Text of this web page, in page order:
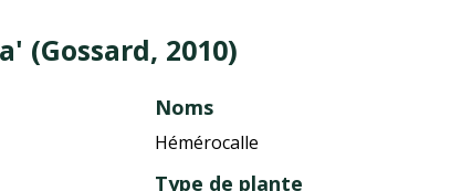
(Gossard, 2010)
Noms
Hémérocalle
Type de plante